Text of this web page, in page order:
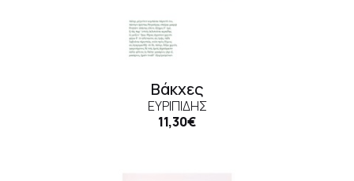
Βάκχες
ΕΥΡΙΠΊΔΗΣ
11,30€